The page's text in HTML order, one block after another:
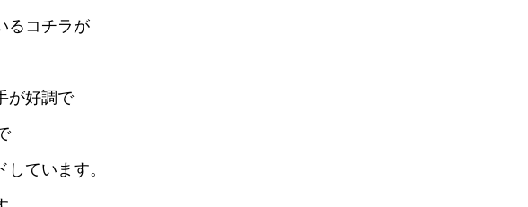
るコチラが
が好調で
ています。